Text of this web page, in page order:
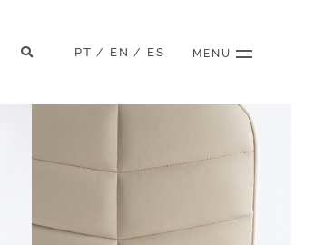
PT / EN / ES MENU